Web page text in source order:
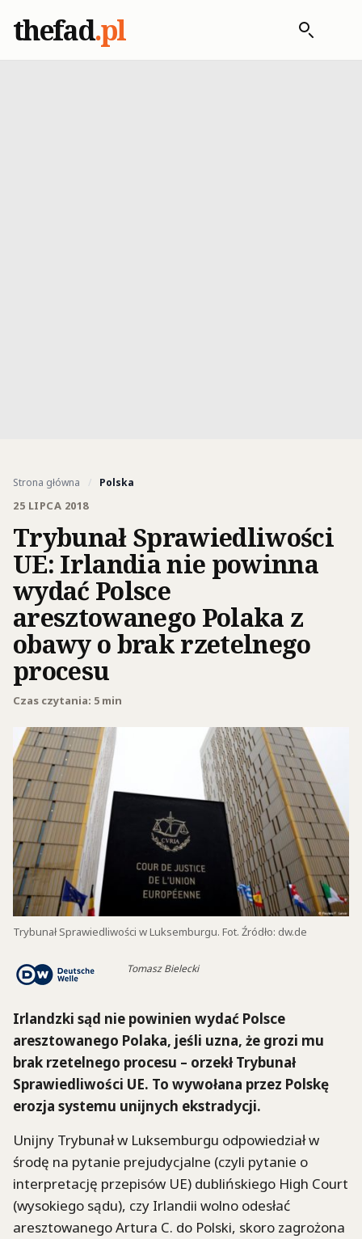
thefad.pl
Strona główna / Polska
25 LIPCA 2018
Trybunał Sprawiedliwości
UE: Irlandia nie powinna
wydać Polsce
aresztowanego Polaka z
obawy o brak rzetelnego
procesu
Czas czytania: 5 min
Trybunał Sprawiedliwości w Luksemburgu. Fot. Źródło: dw.de
Tomasz Bielecki
Irlandzki sąd nie powinien wydać Polsce
aresztowanego Polaka, jeśli uzna, że grozi mu
brak rzetelnego procesu – orzekł Trybunał
Sprawiedliwości UE. To wywołana przez Polskę
erozja systemu unijnych ekstradycji.
Unijny Trybunał w Luksemburgu odpowiedział w
środę na pytanie prejudycjalne (czyli pytanie o
interpretację przepisów UE) dublińskiego High Court
(wysokiego sądu), czy Irlandii wolno odesłać
aresztowanego Artura C. do Polski, skoro zagrożona